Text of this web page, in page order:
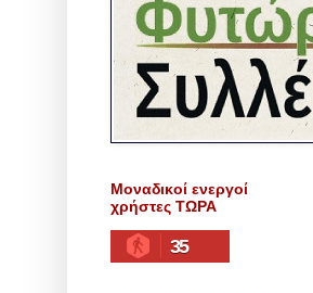
Μοναδικοί ενεργοί
χρήστες ΤΩΡΑ
35